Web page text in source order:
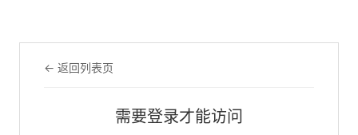
← 返回列表页
需要登录才能访问